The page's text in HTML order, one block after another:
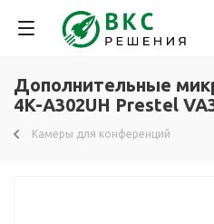
Дополнительные
4K-A302UH Prestel
Камеры для конференций